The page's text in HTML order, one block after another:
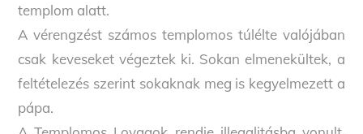
templom alatt.
A vérengzést számos templomos túlélte valójában
csak keveseket végeztek ki. Sokan elmenekültek, a
feltételezés szerint sokaknak meg is kegyelmezett a
pápa.